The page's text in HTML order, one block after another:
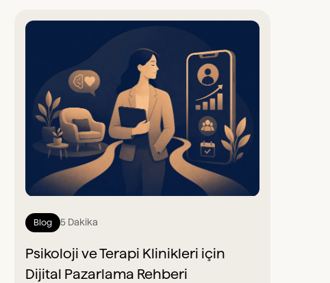
Blog 5 Dakika
Psikoloji ve Terapi Klinikleri için
Dijital Pazarlama Rehberi